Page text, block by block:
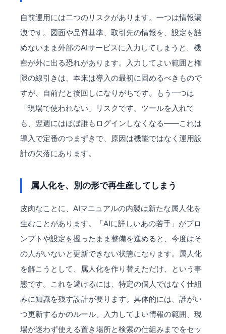
自前運用には二つのリスクがあります。一つは情報漏
洩です。図面や品質基準、取引先の情報を、設定を詰
めないまま外部のAIサービスに入力してしまうと、機
密が外に出る恐れがあります。入力してよい範囲と権
限の線引きは、本来は導入の最初に固めるべきもので
すが、自前だと後回しになりがちです。もう一つは
「現場で使われない」リスクです。ツールを入れて
も、翌週にはほぼ誰もログインしなくなる——これは
導入で定番のつまずきで、原因は機能ではなく運用設
計の欠落にあります。
属人化を、別の形で再生産してしまう
皮肉なことに、AIマニュアルの内製は新たな属人化を
生むことがあります。「AIに詳しいあの若手」がプロ
ンプトや設定を握ったまま整備を進めると、今度はそ
の人がいないと更新できない状態になります。属人化
を解こうとして、属人化を作り替えただけ、という事
態です。これを避けるには、特定の個人ではなく仕組
みに知識を残す設計が要ります。具体的には、誰がい
つ更新するかのルール、入力してよい情報の範囲、現
場が迷わず使える置き場所と検索の仕組みまでをセッ